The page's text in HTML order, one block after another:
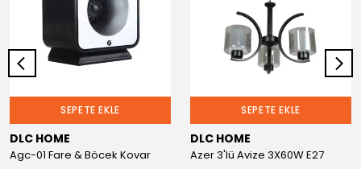
SEPETE EKLE
DLC HOME
Agc-01 Fare & Böcek Kovar
SEPETE EKLE
DLC HOME
Azer 3'lü Avize 3X60W E27